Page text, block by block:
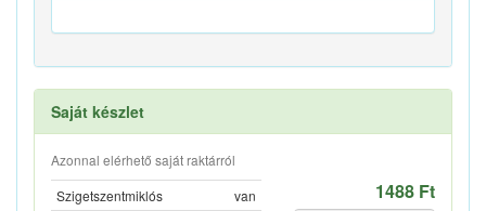
Saját készlet
Azonnal elérhető saját raktárról
Szigetszentmiklós
van
1488 Ft